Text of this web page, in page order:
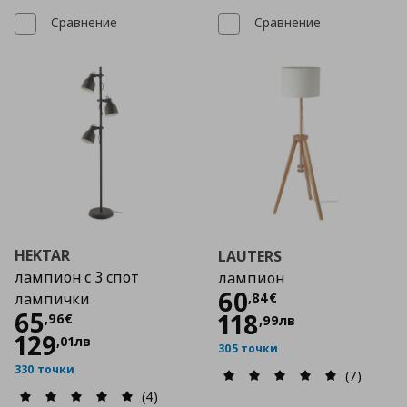
Сравнение
HEKTAR
лампион с 3 спот
лампички
65,96€
Цена
129,01лв
330 точки
(4)
Сравнение
LAUTERS
лампион
60,84€
Цена
118,99лв
305 точки
(7)